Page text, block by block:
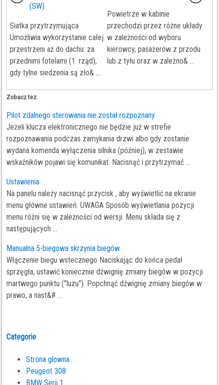
(SW)
Siatka przytrzymująca
Umożliwia wykorzystanie całej
przestrzeni aż do dachu: za
przednimi fotelami (1. rząd),
gdy tylne siedzenia są zło& ...
Powietrze w kabinie
przechodzi przez różne układy
w zależności od wyboru
kierowcy, pasażerów z przodu
lub z tyłu oraz w zależno& ...
Zobacz tez:
Pilot zdalnego sterowania nie został rozpoznany
Jeżeli klucza elektronicznego nie będzie już w strefie
rozpoznawania podczas zamykania drzwi albo gdy zostanie
wydana komenda wyłączenia silnika (później), w zestawie
wskaźników pojawi się komunikat. Nacisnąć i przytrzymać ...
Ustawienia
Na panelu należy nacisnąć przycisk , aby wyświetlić na ekranie
menu główne ustawień. UWAGA Sposób wyświetlania pozycji
menu różni się w zależności od wersji. Menu składa się z
następujących ...
Manualna 5-biegowa skrzynia biegów
Włączenie biegu wstecznego Naciskając do końca pedał
sprzęgła, ustawić koniecznie dźwignię zmiany biegów w pozycji
martwego punktu ("luzu"). Popchnąć dźwignię zmiany biegów w
prawo, a nast&# ...
Categorie
Strona glowna
Peugeot 308
BMW Serii 1